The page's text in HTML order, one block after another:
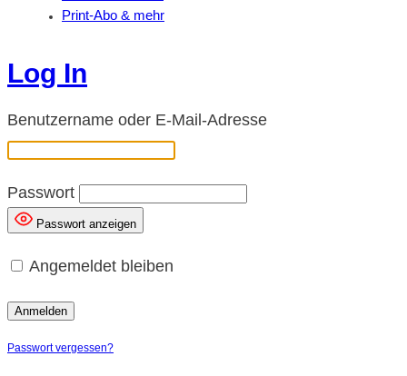
Print-Abo & mehr
Log In
Benutzername oder E-Mail-Adresse
Passwort
Passwort anzeigen
Angemeldet bleiben
Passwort vergessen?